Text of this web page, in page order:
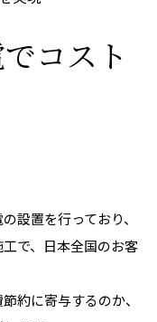
コスト
設置を行っており、
で、日本全国のお客
約に寄与するのか、